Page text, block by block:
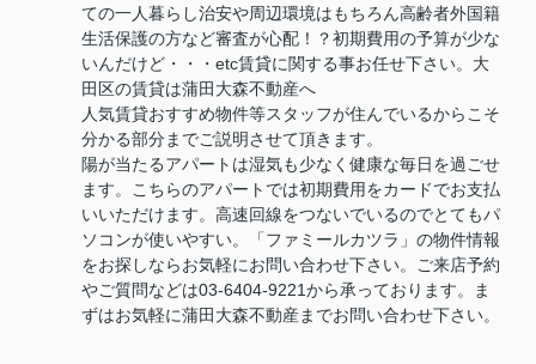
ての一人暮らし治安や周辺環境はもちろん高齢者外国籍
生活保護の方など審査が心配！？初期費用の予算が少な
いんだけど・・・etc賃貸に関する事お任せ下さい。大
田区の賃貸は蒲田大森不動産へ
人気賃貸おすすめ物件等スタッフが住んでいるからこそ
分かる部分までご説明させて頂きます。
陽が当たるアパートは湿気も少なく健康な毎日を過ごせ
ます。こちらのアパートでは初期費用をカードでお支払
いいただけます。高速回線をつないでいるのでとてもパ
ソコンが使いやすい。「ファミールカツラ」の物件情報
をお探しならお気軽にお問い合わせ下さい。ご来店予約
やご質問などは03-6404-9221から承っております。ま
ずはお気軽に蒲田大森不動産までお問い合わせ下さい。